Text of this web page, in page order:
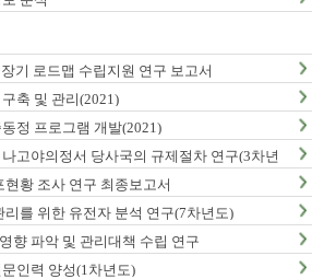
기 로드맵 수립지원 연구 보고서
축 및 관리(2021)
정 프로그램 개발(2021)
고야의정서 당사국의 규제절차 연구(3차년
황 조사 연구 최종보고서
리를 위한 유전자 분석 연구(7차년도)
향 파악 및 관리대책 수립 연구
인력 양성(1차년도)